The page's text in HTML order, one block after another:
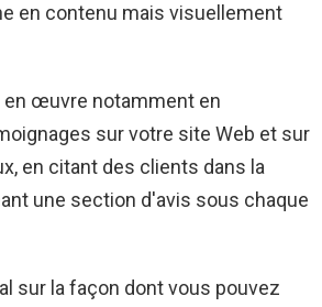
en contenu mais visuellement
en œuvre notamment en
sur votre site Web et sur
en citant des clients dans la
une section d'avis sous chaque
sur la façon dont vous pouvez